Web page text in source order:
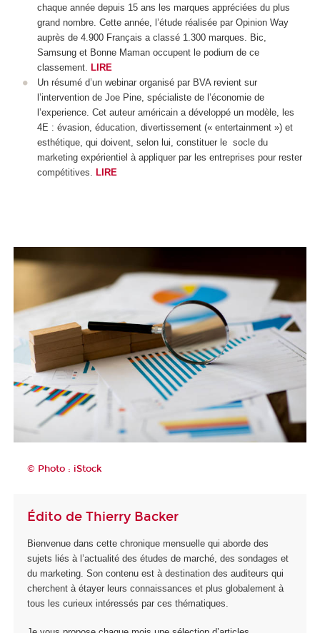
chaque année depuis 15 ans les marques appréciées du plus
grand nombre. Cette année, l’étude réalisée par Opinion Way
auprès de 4.900 Français a classé 1.300 marques. Bic,
Samsung et Bonne Maman occupent le podium de ce
classement. LIRE
Un résumé d’un webinar organisé par BVA revient sur
l’intervention de Joe Pine, spécialiste de l’économie de
l’experience. Cet auteur américain a développé un modèle, les
4E : évasion, éducation, divertissement (« entertainment ») et
esthétique, qui doivent, selon lui, constituer le socle du
marketing expérientiel à appliquer par les entreprises pour rester
compétitives. LIRE
© Photo : iStock
Édito de Thierry Backer
Bienvenue dans cette chronique mensuelle qui aborde des
sujets liés à l’actualité des études de marché, des sondages et
du marketing. Son contenu est à destination des auditeurs qui
cherchent à étayer leurs connaissances et plus globalement à
tous les curieux intéressés par ces thématiques.